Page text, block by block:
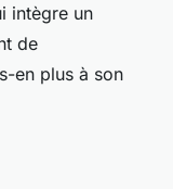
intègre un
de
en plus à son